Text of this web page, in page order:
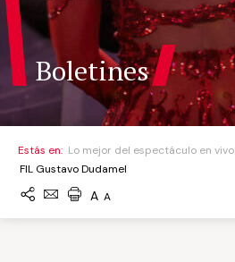
Boletines
Estás en: Lo mejor del espectáculo en vivo
FIL Gustavo Dudamel
A A